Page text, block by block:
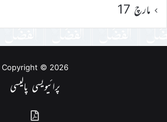
مارچ 17
Copyright © 2026
پرائیویسی پالیسی
گذشتہ